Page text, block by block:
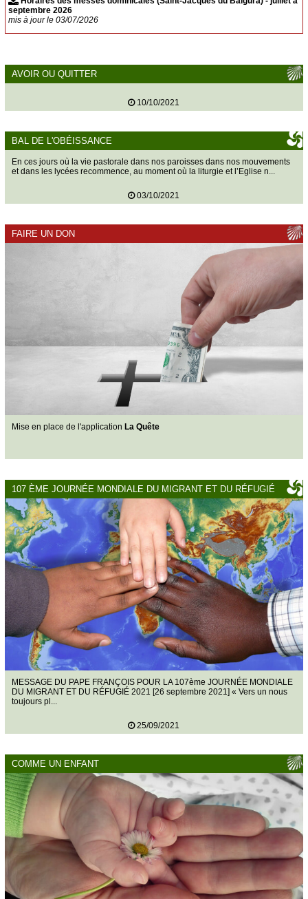
Suhescun
Le Bon Pasteur
Urepel
SACREMENTS
Baptême
Mariage
Obsèques
Sacrements pour adultes
Faire célébrer une messe
PHOTOS
septembre 2026
mis à jour le 03/07/2026
AVOIR OU QUITTER
10/10/2021
BAL DE L'OBÉISSANCE
En ces jours où la vie pastorale dans nos paroisses dans nos mouvements
et dans les lycées recommence, au moment où la liturgie et l’Eglise n...
03/10/2021
FAIRE UN DON
Mise en place de l'application La Quête
107 ÈME JOURNÉE MONDIALE DU MIGRANT ET DU RÉFUGIÉ
MESSAGE DU PAPE FRANÇOIS POUR LA 107ème JOURNÉE MONDIALE
DU MIGRANT ET DU RÉFUGIÉ 2021 [26 septembre 2021] « Vers un nous
toujours pl...
25/09/2021
COMME UN ENFANT